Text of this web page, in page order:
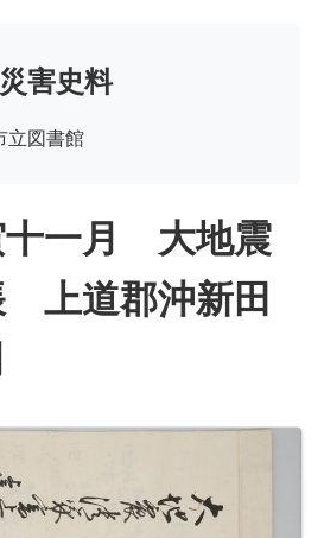
害史料
立図書館
十一月 大地震
上道郡沖新田